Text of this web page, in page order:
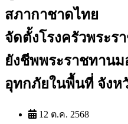
สภากาชาดไทย
จัดตั้งโรงครัวพระร
ยังชีพพระราชทาน
อุทกภัยในพื้นที่ จังห
12 ต.ค. 2568